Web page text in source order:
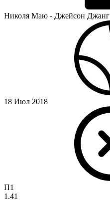
Николя Маю - Джейсон Джанг
18 Июл 2018
П1
1.41